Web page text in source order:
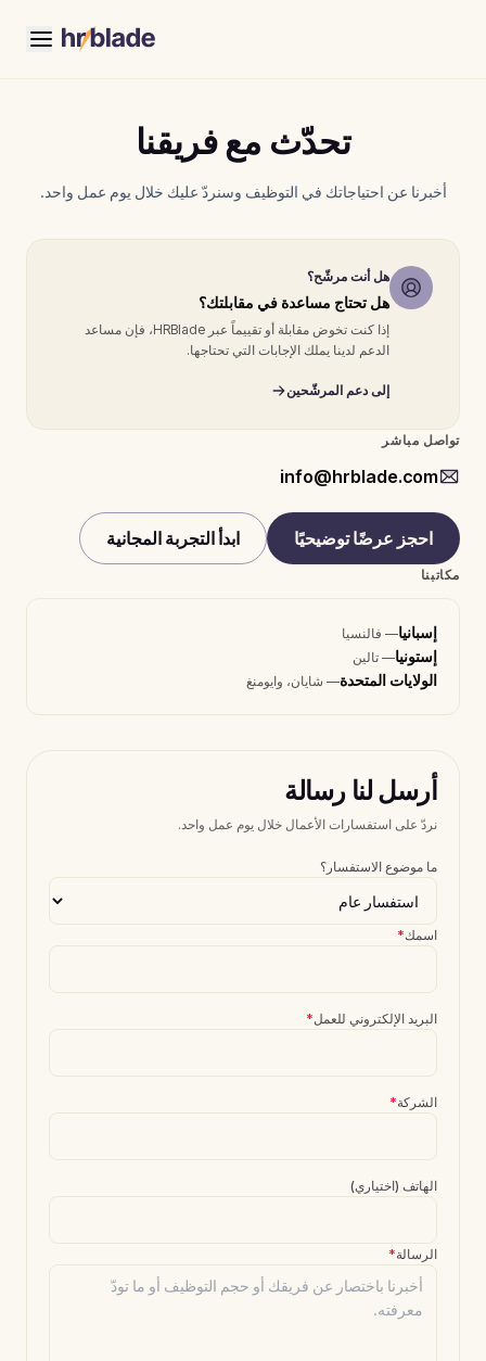
تحدّث مع فريقنا
أخبرنا عن احتياجاتك في التوظيف وسنردّ عليك خلال يوم عمل واحد.
هل أنت مرشّح؟
هل تحتاج مساعدة في مقابلتك؟
إذا كنت تخوض مقابلة أو تقييماً عبر HRBlade، فإن مساعد
الدعم لدينا يملك الإجابات التي تحتاجها.
إلى دعم المرشّحين
تواصل مباشر
info@hrblade.com
احجز عرضًا توضيحيًا ابدأ التجربة المجانية
مكاتبنا
إسبانيا— فالنسيا
إستونيا— تالين
الولايات المتحدة— شايان، وايومنغ
أرسل لنا رسالة
نردّ على استفسارات الأعمال خلال يوم عمل واحد.
ما موضوع الاستفسار؟
اسمك*
البريد الإلكتروني للعمل*
الشركة*
الهاتف (اختياري)
الرسالة*